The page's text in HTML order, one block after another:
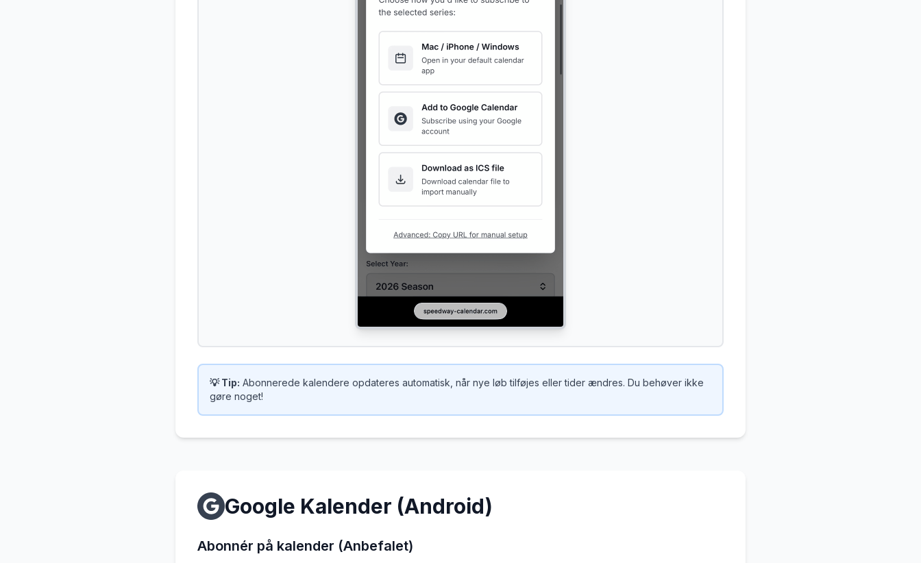
💡 Tip: Abonnerede kalendere opdateres automatisk, når nye løb tilføjes eller tider ændres. Du behøver ikke
gøre noget!
Google Kalender (Android)
Abonnér på kalender (Anbefalet)